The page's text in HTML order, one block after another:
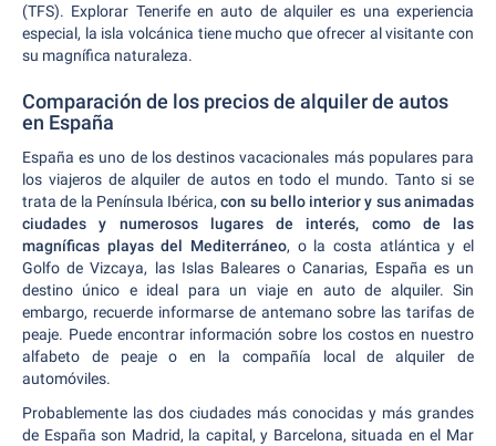
(TFS). Explorar Tenerife en auto de alquiler es una experiencia
especial, la isla volcánica tiene mucho que ofrecer al visitante con
su magnífica naturaleza.
Comparación de los precios de alquiler de autos
en España
España es uno de los destinos vacacionales más populares para
los viajeros de alquiler de autos en todo el mundo. Tanto si se
trata de la Península Ibérica, con su bello interior y sus animadas
ciudades y numerosos lugares de interés, como de las
magníficas playas del Mediterráneo, o la costa atlántica y el
Golfo de Vizcaya, las Islas Baleares o Canarias, España es un
destino único e ideal para un viaje en auto de alquiler. Sin
embargo, recuerde informarse de antemano sobre las tarifas de
peaje. Puede encontrar información sobre los costos en nuestro
alfabeto de peaje o en la compañía local de alquiler de
automóviles.
Probablemente las dos ciudades más conocidas y más grandes
de España son Madrid, la capital, y Barcelona, situada en el Mar